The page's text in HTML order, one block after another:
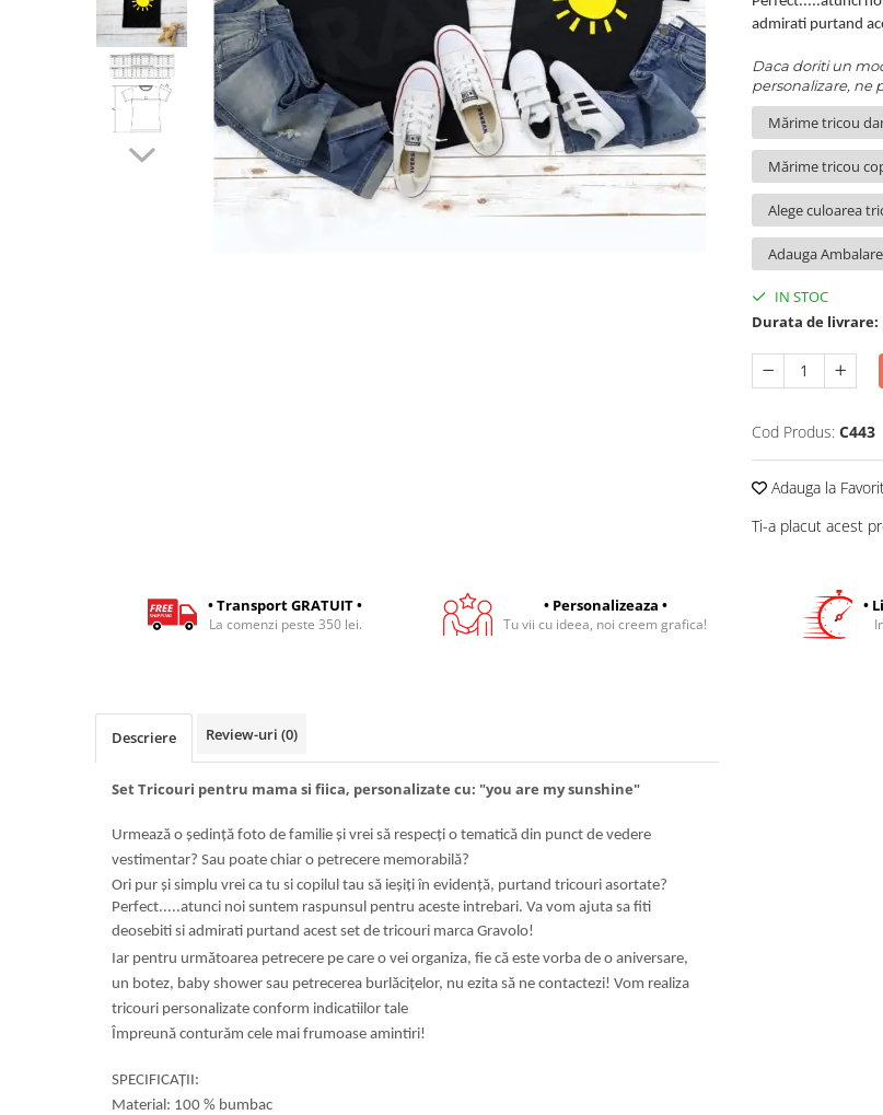
Body bebelusi personalizate
Perne personalizate
Plusuri personalizate
Agende personalizate
Etichete pentru sticla de vin
Cadouri Personalizate Unice
Cadouri pentru Doctori
Cadouri Pensionare
Cadouri Profesori
admirati purtand
Daca doriti un
personalizare, ne
IN STOC
Durata de livrare:
Cod Produs: C443
Adauga la
Ti-a placut acest
• Transport GRATUIT •
La comenzi peste 350 lei.
• Personalizeaza •
Tu vii cu ideea, noi creem grafica!
•
Descriere Review-uri (0)
Set Tricouri pentru mama si fiica, personalizate cu: "you are my sunshine"
Urmează o ședință foto de familie și vrei să respecți o tematică din punct de vedere
vestimentar? Sau poate chiar o petrecere memorabilă?
Ori pur și simplu vrei ca tu si copilul tau să ieșiți în evidență, purtand tricouri asortate?
Perfect.....atunci noi suntem raspunsul pentru aceste intrebari. Va vom ajuta sa fiti
deosebiti si admirati purtand acest set de tricouri marca Gravolo!
Iar pentru următoarea petrecere pe care o vei organiza, fie că este vorba de o aniversare,
un botez, baby shower sau petrecerea burlăcițelor, nu ezita să ne contactezi! Vom realiza
tricouri personalizate conform indicatiilor tale
Împreună conturăm cele mai frumoase amintiri!
SPECIFICAȚII:
Material: 100 % bumbac